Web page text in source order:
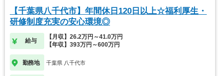
【千葉県八千代市】年間休日120日以上☆福利厚生・
研修制度充実の安心環境◎
給与
【月収】26.2万円～41.0万円
【年収】393万円～600万円
勤務地 千葉県 八千代市